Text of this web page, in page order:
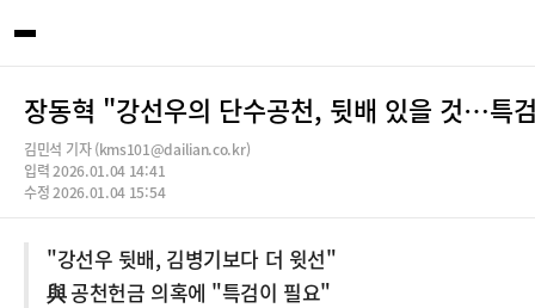
장동혁 "강선우의 단수공천, 뒷배 있을 것…특
김민석 기자 (kms101@dailian.co.kr)
입력 2026.01.04 14:41
수정 2026.01.04 15:54
"강선우 뒷배, 김병기보다 더 윗선"
與 공천헌금 의혹에 "특검이 필요"